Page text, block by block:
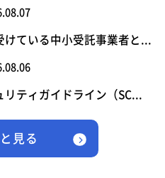
ている中小受託事業者と...
リティガイドライン（SC...
見る